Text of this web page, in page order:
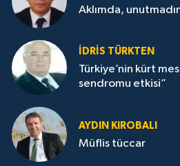
Aklımda,
İDRİS TÜRKTEN
Türkiye’nin kürt
sendromu etkisi”
AYDIN KIROBALI
Müflis tüccar